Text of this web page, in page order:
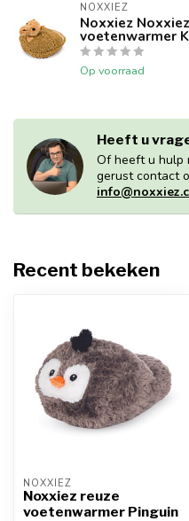
NOXXIEZ
Noxxiez
voetenwarmer
Op voorraad
Heeft u
Of heeft u hulp
gerust contact
Recent bekeken
NOXXIEZ
Noxxiez reuze
voetenwarmer Pinguin